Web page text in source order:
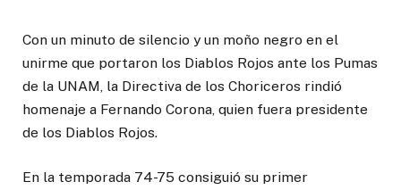
Con un minuto de silencio y un moño negro en el
unirme que portaron los Diablos Rojos ante los Pumas
de la UNAM, la Directiva de los Choriceros rindió
homenaje a Fernando Corona, quien fuera presidente
de los Diablos Rojos.
En la temporada 74-75 consiguió su primer